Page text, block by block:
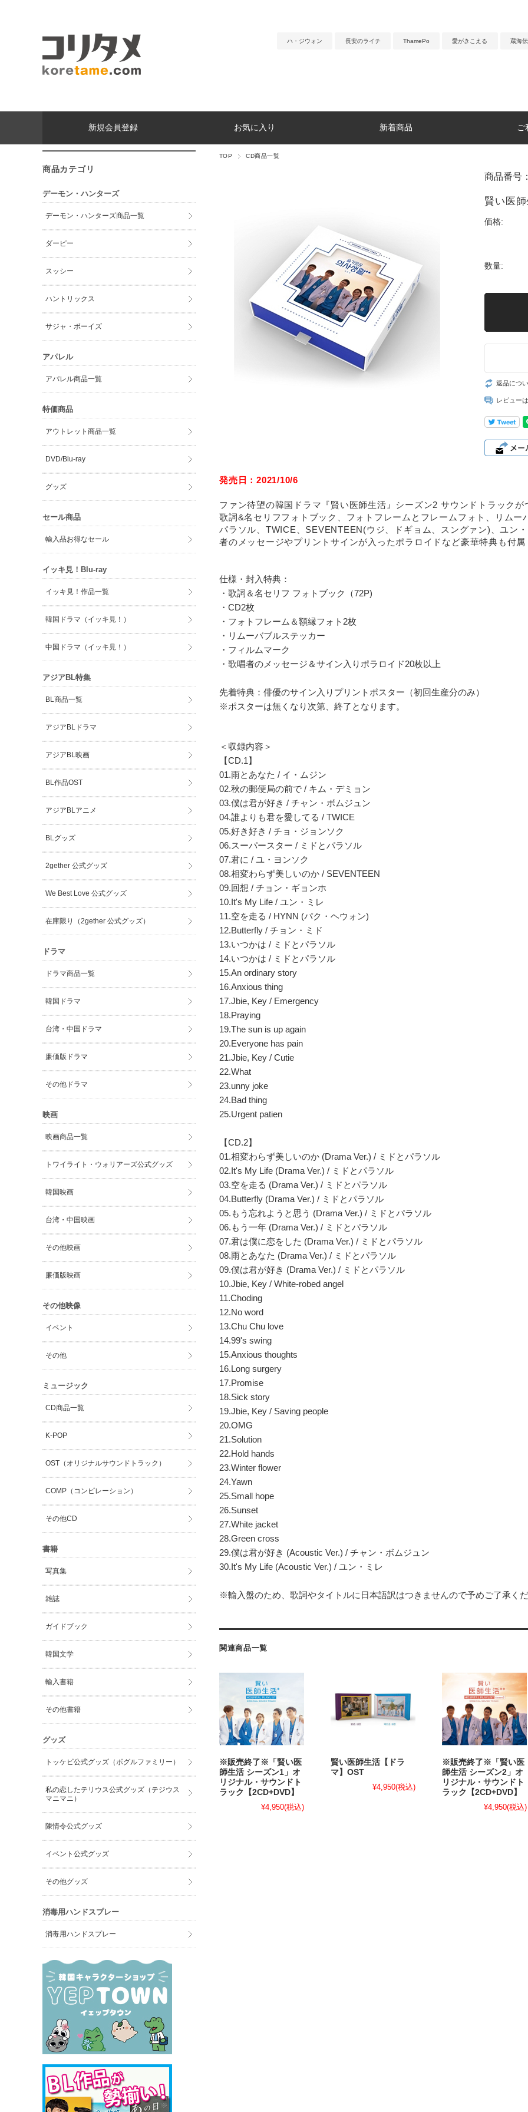
ハ・ジウォン 長安のライチ ThamePo 愛がきこえる 蔵海伝
新規会員登録 お気に入り 新着商品 ご
TOP CD商品一覧
商品番号
賢い医
価格:
数量:
返品につ
レビュー
発売日：2021/10/6
ファン待望の韓国ドラマ『賢い医師生活』シーズン2 サウンドトラックが
歌詞&名セリフフォトブック、フォトフレームとフレームフォト、リム
パラソル、TWICE、SEVENTEEN(ウジ、ドギョム、スングァン)、ユン
者のメッセージやプリントサインが入ったポラロイドなど豪華特典も付属
仕様・封入特典：
・歌詞＆名セリフ フォトブック（72P)
・CD2枚
・フォトフレーム＆額縁フォト2枚
・リムーバブルステッカー
・フィルムマーク
・歌唱者のメッセージ＆サイン入りポラロイド20枚以上
先着特典：俳優のサイン入りプリントポスター（初回生産分のみ）
※ポスターは無くなり次第、終了となります。
＜収録内容＞
【CD.1】
01.雨とあなた / イ・ムジン
02.秋の郵便局の前で / キム・デミョン
03.僕は君が好き / チャン・ボムジュン
04.誰よりも君を愛してる / TWICE
05.好き好き / チョ・ジョンソク
06.スーパースター / ミドとパラソル
07.君に / ユ・ヨンソク
08.相変わらず美しいのか / SEVENTEEN
09.回想 / チョン・ギョンホ
10.It's My Life / ユン・ミレ
11.空を走る / HYNN (パク・ヘウォン)
12.Butterfly / チョン・ミド
13.いつかは / ミドとパラソル
14.いつかは / ミドとパラソル
15.An ordinary story
16.Anxious thing
17.Jbie, Key / Emergency
18.Praying
19.The sun is up again
20.Everyone has pain
21.Jbie, Key / Cutie
22.What
23.unny joke
24.Bad thing
25.Urgent patien
【CD.2】
01.相変わらず美しいのか (Drama Ver.) / ミドとパラソル
02.It's My Life (Drama Ver.) / ミドとパラソル
03.空を走る (Drama Ver.) / ミドとパラソル
04.Butterfly (Drama Ver.) / ミドとパラソル
05.もう忘れようと思う (Drama Ver.) / ミドとパラソル
06.もう一年 (Drama Ver.) / ミドとパラソル
07.君は僕に恋をした (Drama Ver.) / ミドとパラソル
08.雨とあなた (Drama Ver.) / ミドとパラソル
09.僕は君が好き (Drama Ver.) / ミドとパラソル
10.Jbie, Key / White-robed angel
11.Choding
12.No word
13.Chu Chu love
14.99's swing
15.Anxious thoughts
16.Long surgery
17.Promise
18.Sick story
19.Jbie, Key / Saving people
20.OMG
21.Solution
22.Hold hands
23.Winter flower
24.Yawn
25.Small hope
26.Sunset
27.White jacket
28.Green cross
29.僕は君が好き (Acoustic Ver.) / チャン・ボムジュン
30.It's My Life (Acoustic Ver.) / ユン・ミレ
※輸入盤のため、歌詞やタイトルに日本語訳はつきませんので予めご了承くだ
関連商品一覧
※販売終了※「賢い医
師生活 シーズン1」オ
リジナル・サウンドト
ラック【2CD+DVD】
¥4,950(税込)
賢い医師生活【ドラ
マ】OST
¥4,950(税込)
※販売終了※「賢い医
師生活 シーズン2」オ
リジナル・サウンドト
ラック【2CD+DVD】
¥4,950(税込)
商品カテゴリ
デーモン・ハンターズ
デーモン・ハンターズ商品一覧
ダーピー
スッシー
ハントリックス
サジャ・ボーイズ
アパレル
アパレル商品一覧
特価商品
アウトレット商品一覧
DVD/Blu-ray
グッズ
セール商品
輸入品お得なセール
イッキ見！Blu-ray
イッキ見！作品一覧
韓国ドラマ（イッキ見！）
中国ドラマ（イッキ見！）
アジアBL特集
BL商品一覧
アジアBLドラマ
アジアBL映画
BL作品OST
アジアBLアニメ
BLグッズ
2gether 公式グッズ
We Best Love 公式グッズ
在庫限り（2gether 公式グッズ）
ドラマ
ドラマ商品一覧
韓国ドラマ
台湾・中国ドラマ
廉価版ドラマ
その他ドラマ
映画
映画商品一覧
トワイライト・ウォリアーズ公式グッズ
韓国映画
台湾・中国映画
その他映画
廉価版映画
その他映像
イベント
その他
ミュージック
CD商品一覧
K-POP
OST（オリジナルサウンドトラック）
COMP（コンピレーション）
その他CD
書籍
写真集
雑誌
ガイドブック
韓国文学
輸入書籍
その他書籍
グッズ
トッケビ公式グッズ（ボグルファミリー）
私の恋したテリウス公式グッズ（テジウス
マニマニ）
陳情令公式グッズ
イベント公式グッズ
その他グッズ
消毒用ハンドスプレー
消毒用ハンドスプレー